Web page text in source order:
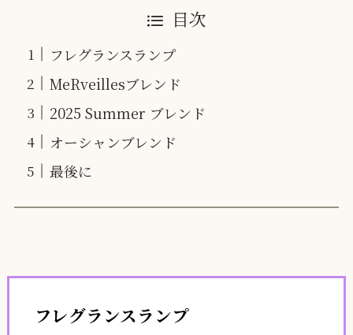
目次
フレグランスランプ
MeRveillesブレンド
2025 Summer ブレンド
オーシャンブレンド
最後に
フレグランスランプ